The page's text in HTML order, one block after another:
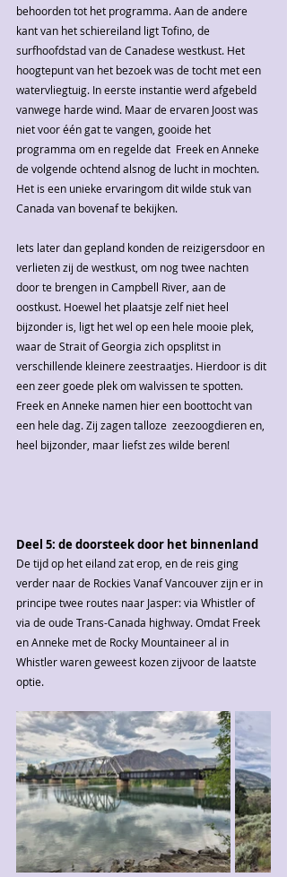
behoorden tot het programma. Aan de andere
kant van het schiereiland ligt Tofino, de
surfhoofdstad van de Canadese westkust. Het
hoogtepunt van het bezoek was de tocht met een
watervliegtuig. In eerste instantie werd afgebeld
vanwege harde wind. Maar de ervaren Joost was
niet voor één gat te vangen, gooide het
programma om en regelde dat  Freek en Anneke
de volgende ochtend alsnog de lucht in mochten.
Het is een unieke ervaringom dit wilde stuk van
Canada van bovenaf te bekijken.
Iets later dan gepland konden de reizigersdoor en
verlieten zij de westkust, om nog twee nachten
door te brengen in Campbell River, aan de
oostkust. Hoewel het plaatsje zelf niet heel
bijzonder is, ligt het wel op een hele mooie plek,
waar de Strait of Georgia zich opsplitst in
verschillende kleinere zeestraatjes. Hierdoor is dit
een zeer goede plek om walvissen te spotten.
Freek en Anneke namen hier een boottocht van
een hele dag. Zij zagen talloze  zeezoogdieren en,
heel bijzonder, maar liefst zes wilde beren!
Deel 5: de doorsteek door het binnenland
De tijd op het eiland zat erop, en de reis ging
verder naar de Rockies Vanaf Vancouver zijn er in
principe twee routes naar Jasper: via Whistler of
via de oude Trans-Canada highway. Omdat Freek
en Anneke met de Rocky Mountaineer al in
Whistler waren geweest kozen zijvoor de laatste
optie.